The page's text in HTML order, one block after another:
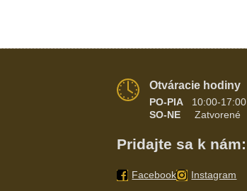
Otváracie hodiny
PO-PIA
10:00-17:00
SO-NE Zatvorené
Pridajte sa k nám:
Facebook Instagram